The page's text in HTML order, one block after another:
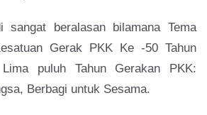
sangat beralasan bilamana Tema
Gerak PKK Ke -50 Tahun
puluh Tahun Gerakan PKK:
Berbagi untuk Sesama.